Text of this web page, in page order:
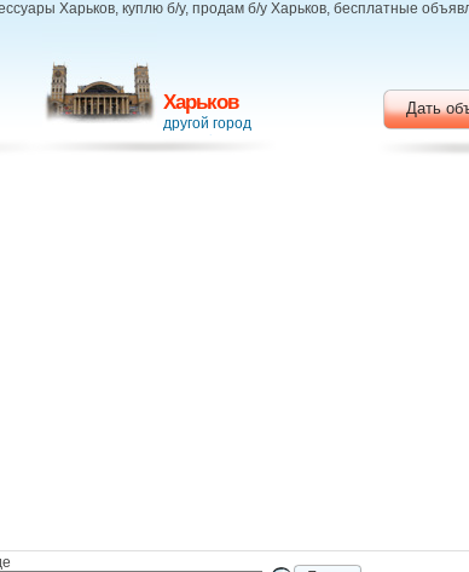
Харьков, куплю б/у, продам б/у Харьков, бесплатные
Харьков
другой город
Дать